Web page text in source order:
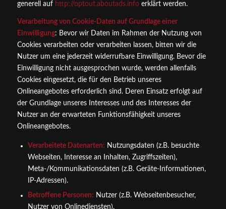
generell auf http://optout.aboutads.infoerklärt werden.
Verarbeitung von Cookie-Daten auf Grundlage einer
Einwilligung: Bevor wir Daten im Rahmen der Nutzung von
Cookies verarbeiten oder verarbeiten lassen, bitten wir die
Nutzer um eine jederzeit widerrufbare Einwilligung. Bevor die
Einwilligung nicht ausgesprochen wurde, werden allenfalls
Cookies eingesetzt, die für den Betrieb unseres
Onlineangebotes erforderlich sind. Deren Einsatz erfolgt auf
der Grundlage unseres Interesses und des Interesses der
Nutzer an der erwarteten Funktionsfähigkeit unseres
Onlineangebotes.
Verarbeitete Datenarten: Nutzungsdaten (z.B. besuchte
Webseiten, Interesse an Inhalten, Zugriffszeiten),
Meta-/Kommunikationsdaten (z.B. Geräte-Informationen,
IP-Adressen).
Betroffene Personen: Nutzer (z.B. Webseitenbesucher,
Nutzer von Onlinediensten).